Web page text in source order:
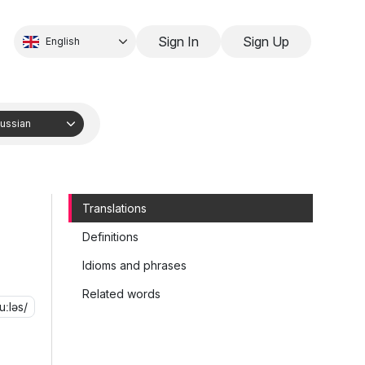
English Sign In Sign Up
Translations
Definitions
Idioms and phrases
Related words